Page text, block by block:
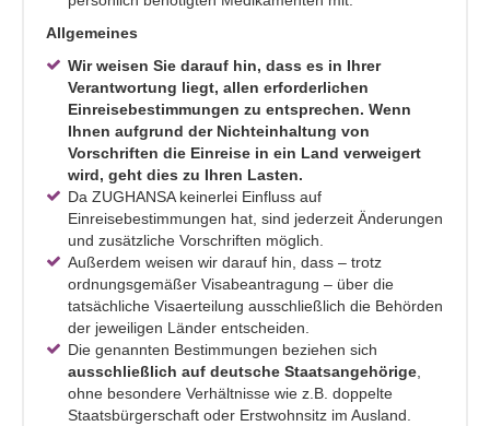
Allgemeines
Wir weisen Sie darauf hin, dass es in Ihrer
Verantwortung liegt, allen erforderlichen
Einreisebestimmungen zu entsprechen. Wenn
Ihnen aufgrund der Nichteinhaltung von
Vorschriften die Einreise in ein Land verweigert
wird, geht dies zu Ihren Lasten.
Da ZUGHANSA keinerlei Einfluss auf
Einreisebestimmungen hat, sind jederzeit Änderungen
und zusätzliche Vorschriften möglich.
Außerdem weisen wir darauf hin, dass – trotz
ordnungsgemäßer Visabeantragung – über die
tatsächliche Visaerteilung ausschließlich die Behörden
der jeweiligen Länder entscheiden.
Die genannten Bestimmungen beziehen sich
ausschließlich auf deutsche Staatsangehörige
ohne besondere Verhältnisse wie z.B. doppelte
Staatsbürgerschaft oder Erstwohnsitz im Ausland.